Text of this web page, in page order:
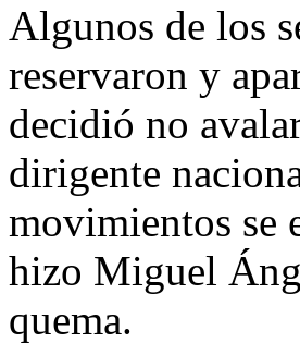
Algunos de los
reservaron y
decidió no
dirigente
movimientos se
hizo Miguel
quema.